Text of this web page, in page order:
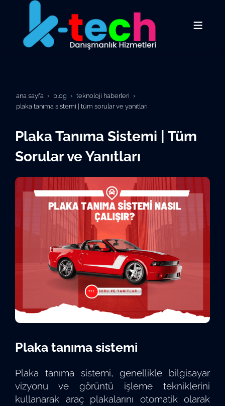
ana sayfa blog
teknoloji haberleri
plaka tanıma sistemi | tüm sorular ve yanıtları
Plaka Tanıma Sistemi | Tüm
Sorular ve Yanıtları
Plaka tanıma sistemi
Plaka tanıma sistemi, genellikle bilgisayar
vizyonu ve görüntü işleme tekniklerini
kullanarak araç plakalarını otomatik olarak